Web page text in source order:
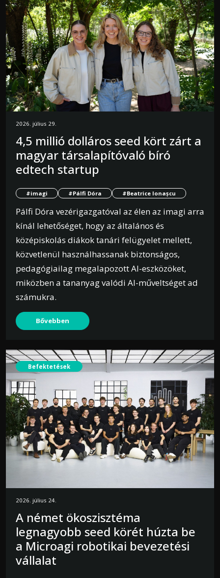
2026. július 29.
4,5 millió dolláros seed kört zárt a
magyar társalapítóvaló bíró
edtech startup
#imagi #Pálfi Dóra #Beatrice Ionașcu
Pálfi Dóra vezérigazgatóval az élen az imagi arra
kínál lehetőséget, hogy az általános és
középiskolás diákok tanári felügyelet mellett,
közvetlenül használhassanak biztonságos,
pedagógiailag megalapozott AI-eszközöket,
miközben a tananyag valódi AI-műveltséget ad
számukra.
Bővebben
Befektetések
2026. július 24.
A német ökoszisztéma
legnagyobb seed körét húzta be
a Microagi robotikai bevezetési
vállalat